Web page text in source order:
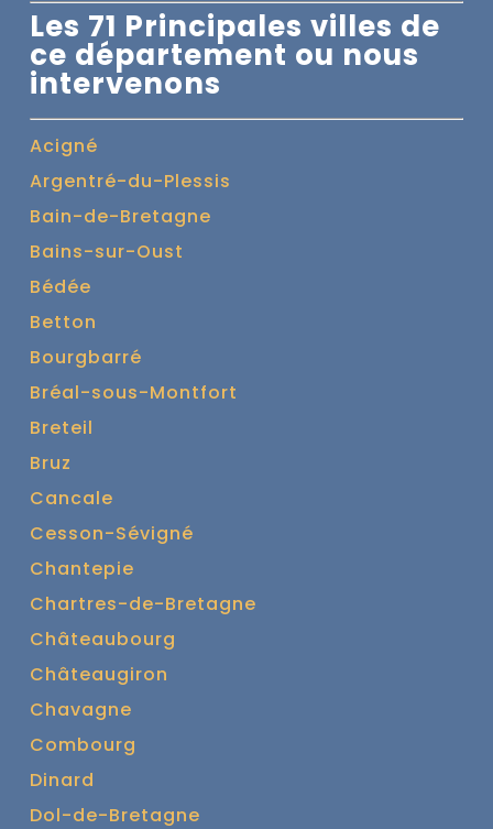
Les 71 Principales villes de
ce département ou nous
intervenons
Acigné
Argentré-du-Plessis
Bain-de-Bretagne
Bains-sur-Oust
Bédée
Betton
Bourgbarré
Bréal-sous-Montfort
Breteil
Bruz
Cancale
Cesson-Sévigné
Chantepie
Chartres-de-Bretagne
Châteaubourg
Châteaugiron
Chavagne
Combourg
Dinard
Dol-de-Bretagne